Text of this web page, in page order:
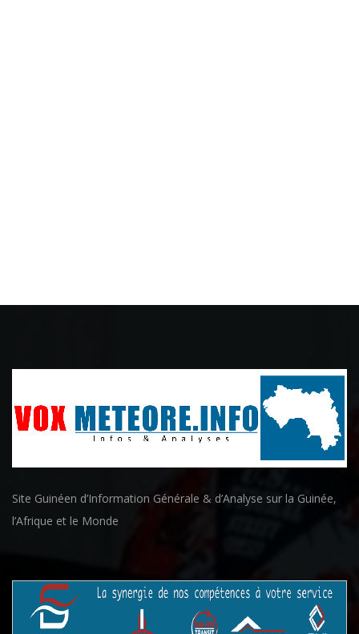
Site Guinéen d’Information Générale & d’Analyse sur la Guinée,
l’Afrique et le Monde